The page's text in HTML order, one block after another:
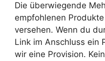
Die überwiegende
empfohlenen
versehen. Wenn du
Link im Anschluss ein
wir eine Provision.